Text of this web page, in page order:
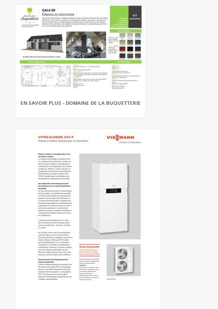
EN SAVOIR PLUS - DOMAINE DE LA BUQUETTERIE